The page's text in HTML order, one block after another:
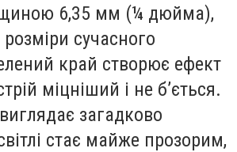
6,35 мм (¼ дюйма),
сучасного
край створює ефект
міцніший і не б’ється.
загадково
стає майже прозорим,